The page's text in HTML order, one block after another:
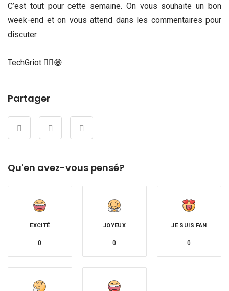
C’est tout pour cette semaine. On vous souhaite un bon
week-end et on vous attend dans les commentaires pour
discuter.
TechGriot ✌🏾😁
Partager
Qu'en avez-vous pensé?
EXCITÉ
0
JOYEUX
0
JE SUIS FAN
0